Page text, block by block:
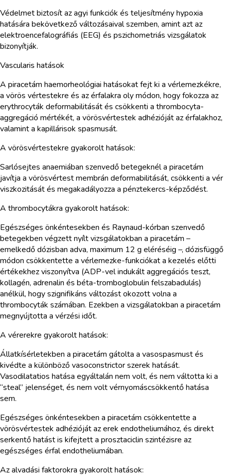
Védelmet biztosít az agyi funkciók és teljesítmény hypoxia
hatására bekövetkező változásaival szemben, amint azt az
elektroencefalográfiás (EEG) és pszichometriás vizsgálatok
bizonyítják.
Vascularis hatások
A piracetám haemorheológiai hatásokat fejt ki a vérlemezkékre,
a vörös vértestekre és az érfalakra oly módon, hogy fokozza az
erythrocyták deformabilitását és csökkenti a thrombocyta-
aggregáció mértékét, a vörösvértestek adhézióját az érfalakhoz,
valamint a kapillárisok spasmusát.
A vörösvértestekre gyakorolt hatások:
Sarlósejtes anaemiában szenvedő betegeknél a piracetám
javítja a vörösvértest membrán deformabilitását, csökkenti a vér
viszkozitását és megakadályozza a pénztekercs-képződést.
A thrombocytákra gyakorolt hatások:
Egészséges önkéntesekben és Raynaud-kórban szenvedő
betegekben végzett nyílt vizsgálatokban a piracetám –
emelkedő dózisban adva, maximum 12 g eléréséig –, dózisfüggő
módon csökkentette a vérlemezke-funkciókat a kezelés előtti
értékekhez viszonyítva (ADP-vel indukált aggregációs teszt,
kollagén, adrenalin és béta-tromboglobulin felszabadulás)
anélkül, hogy szignifikáns változást okozott volna a
thrombocyták számában. Ezekben a vizsgálatokban a piracetám
megnyújtotta a vérzési időt.
A vérerekre gyakorolt hatások:
Állatkísérletekben a piracetám gátolta a vasospasmust és
kivédte a különböző vasoconstrictor szerek hatását.
Vasodilatatios hatása egyáltalán nem volt, és nem váltotta ki a
“steal” jelenséget, és nem volt vérnyomáscsökkentő hatása
sem.
Egészséges önkéntesekben a piracetám csökkentette a
vörösvértestek adhézióját az erek endotheliumához, és direkt
serkentő hatást is kifejtett a prosztaciclin szintézisre az
egészséges érfal endotheliumában.
Az alvadási faktorokra gyakorolt hatások: